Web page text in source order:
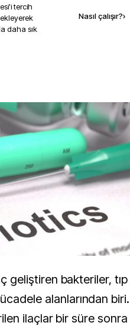
'i tercih
daha sık
Nasıl çalışır?›
geliştiren bakteriler, tıp
alanlarından biri.
ilaçlar bir süre sonra